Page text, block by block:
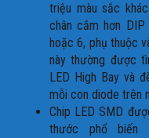
triệu màu sắc
chân cắm hơn
hoặc 6, phụ thuộc
này thường được
LED High Bay và
mỗi con diode trên
Chip LED SMD
thước phổ biến